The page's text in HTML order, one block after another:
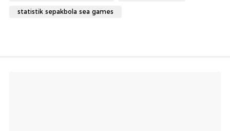
statistik sepakbola sea games